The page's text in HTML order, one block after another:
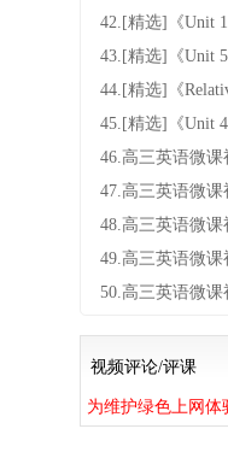
42.[精选]《Unit
43.[精选]《Unit
44.[精选]《
45.[精选]《Unit
46.高三英语微
47.高三英语微
48.高三英语微
49.高三英语微
50.高三英语微
视频评论/评课
为维护绿色上网体